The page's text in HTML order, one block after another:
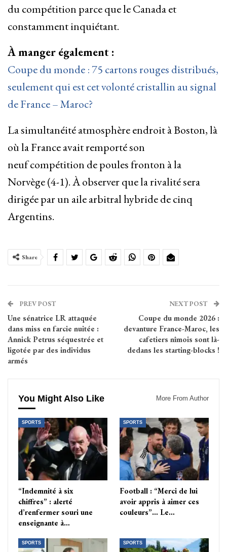
du compétition parce que le Canada et
constamment inquiétant.
À manger également :
Coupe du monde : 75 cartons rouges distribués,
seulement qui est cet volonté cristallin au signal
de France – Maroc?
La simultanéité atmosphère endroit à Boston, là
où la France avait remporté son
neuf compétition de poules fronton à la
Norvège (4-1). À observer que la rivalité sera
dirigée par un aile arbitral hybride de cinq
Argentins.
Share
PREV POST
Une sénatrice LR attaquée
dans miss en farcie nuitée :
Annick Petrus séquestrée et
ligotée par des individus
armés
NEXT POST
Coupe du monde 2026 :
devanture France-Maroc, les
cafetiers nîmois sont là-
dedans les starting-blocks !
You Might Also Like More From Author
SPORTS
“Indemnité à six
chiffres” : alerté
d’renfermer souri une
enseignante à…
SPORTS
Football : “Merci de lui
avoir appris à aimer ces
couleurs”… Le…
SPORTS SPORTS